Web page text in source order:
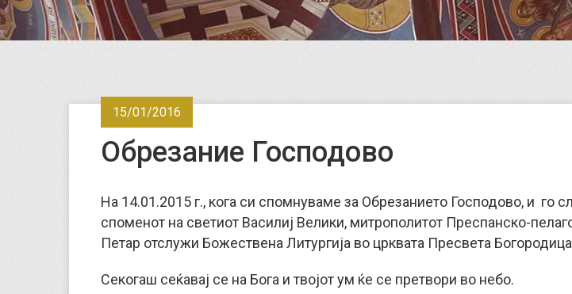
15/01/2016
Обрезание Господово
На 14.01.2015 г., кога си спомнуваме за Обрезанието Господово, и го
споменот на светиот Василиј Велики, митрополитот Преспанско-
Петар отслужи Божествена Литургија во црквата Пресвета
Секогаш сеќавај се на Бога и твојот ум ќе се претвори во небо.